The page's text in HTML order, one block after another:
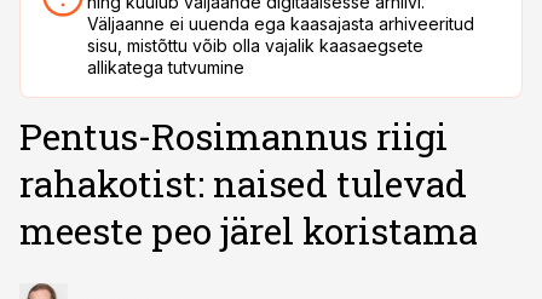
Väljaanne ei uuenda ega kaasajasta arhiveeritud
sisu, mistõttu võib olla vajalik kaasaegsete
allikatega tutvumine
Pentus-Rosimannus riigi
rahakotist: naised tulevad
meeste peo järel koristama